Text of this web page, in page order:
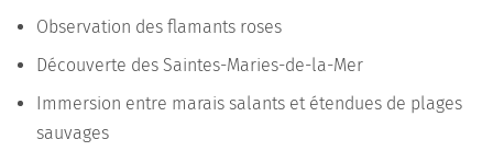
Observation des flamants roses
Découverte des Saintes-Maries-de-la-Mer
Immersion entre marais salants et étendues de plages
sauvages